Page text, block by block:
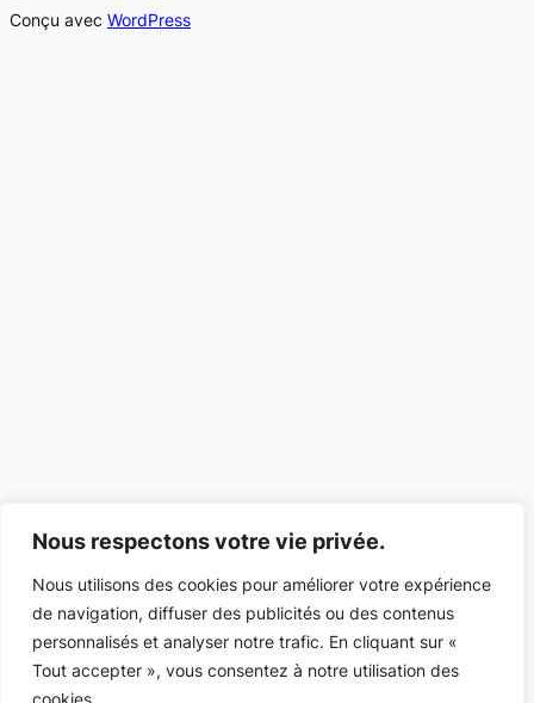
Nous respectons votre vie privée.
Nous utilisons des cookies pour améliorer votre expérience
de navigation, diffuser des publicités ou des contenus
personnalisés et analyser notre trafic. En cliquant sur «
Tout accepter », vous consentez à notre utilisation des
cookies.
Conçu avec WordPress